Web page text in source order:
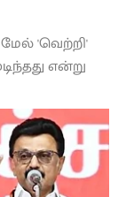
'வெற்றி'
என்று